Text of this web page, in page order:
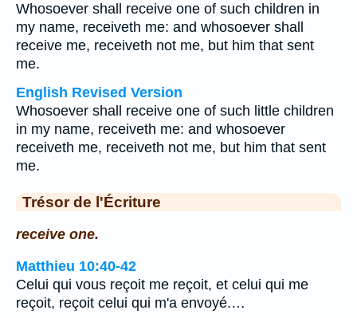
Whosoever shall receive one of such children in
my name, receiveth me: and whosoever shall
receive me, receiveth not me, but him that sent
me.
English Revised Version
Whosoever shall receive one of such little children
in my name, receiveth me: and whosoever
receiveth me, receiveth not me, but him that sent
me.
Trésor de l'Écriture
receive one.
Matthieu 10:40-42
Celui qui vous reçoit me reçoit, et celui qui me
reçoit, reçoit celui qui m'a envoyé.…